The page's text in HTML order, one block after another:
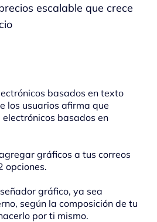
escalable que crece
basados ​​en texto
los usuarios afirma que
basados ​​en
gráficos a tus correos
opciones.
gráfico, ya sea
según la composición de tu
por ti mismo.